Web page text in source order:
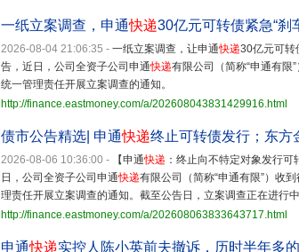
一纸立案调查，申通快递30亿元可转债紧急“刹
2026-08-04 21:06:35 - 一纸立案调查，让申通快递30亿元可
告，近日，公司全资子公司申通快递有限公司（简称“申通有限
统一管理责任开展立案调查的通知。
http://finance.eastmoney.com/a/202608043831429916.html
债市公告精选| 申通快递终止可转债发行；东方
2026-08-06 10:36:00 - 【申通快递 ：终止向不特定对象发
日，公司全资子公司申通快递有限公司（简称“申通有限”）收
理责任开展立案调查的通知。截至公告日，立案调查正在进行中
http://finance.eastmoney.com/a/202608063833643717.html
申通快递实控人陈小英前夫撤诉，历时半年多